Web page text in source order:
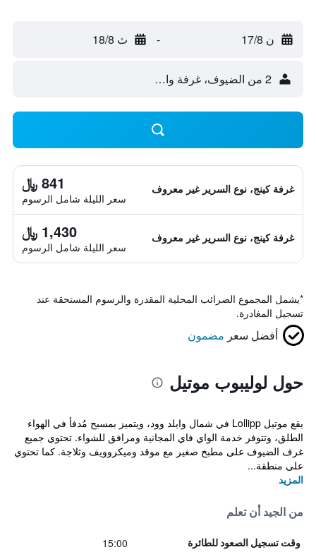
ن 17/8 - ث 18/8
2 من الضيوف، غرفة واحدة
غرفة كينج، نوع السرير غير معروف 841 ﷼
سعر الليلة شامل الرسوم
غرفة كينج، نوع السرير غير معروف 1,430 ﷼
سعر الليلة شامل الرسوم
*يشمل المجموع الضرائب المحلية المقدرة والرسوم المستحقة عند
تسجيل المغادرة.
أفضل سعر مضمون
حول لوليبوب موتيل
يقع موتيل Lollipp في شمال وايلد وود، ويتميز بمسبح مُدفأ في الهواء
الطلق، وتتوفر خدمة الواي فاي المجانية ومرافق للشواء. تحتوي جميع
غرف الضيوف على مطبخ صغير مع موقد وميكروويف وثلاجة. كما تحتوي
على منطقة...
المزيد
من الجيد أن تعلم
وقت تسجيل الصعود للطائرة 15:00